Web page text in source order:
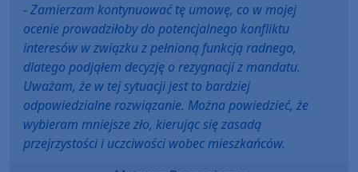
- Zamierzam kontynuować tę umowę, co w mojej
ocenie prowadziłoby do potencjalnego konfliktu
interesów w związku z pełnioną funkcją radnego,
dlatego podjąłem decyzję o rezygnacji z mandatu.
Uważam, że w tej sytuacji jest to bardziej
odpowiedzialne rozwiązanie. Można powiedzieć, że
wybieram mniejsze zło, kierując się zasadą
przejrzystości i uczciwości wobec mieszkańców.